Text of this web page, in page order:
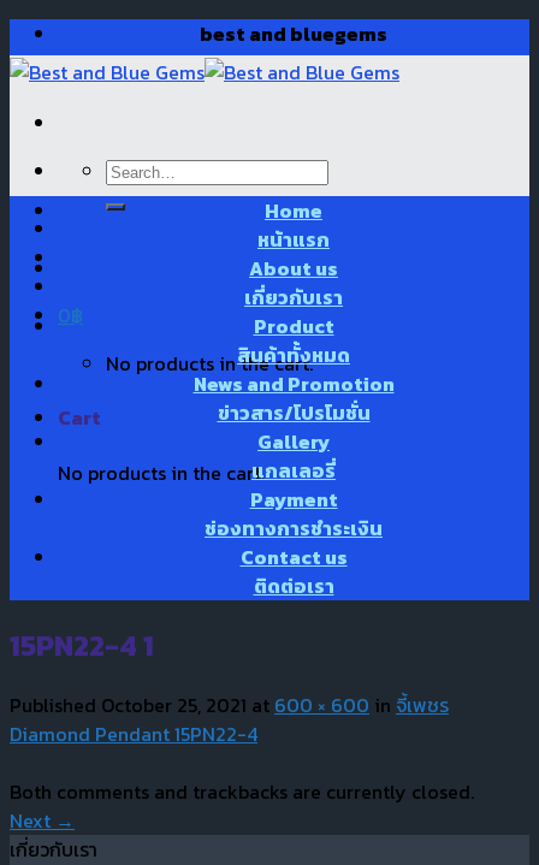
Skip
to
content
best and bluegems
Search
for:
0฿
No products in the cart.
Cart
No products in the cart.
Home
หน้าแรก
About us
เกี่ยวกับเรา
Product
สินค้าทั้งหมด
News and Promotion
ข่าวสาร/โปรโมชั่น
Gallery
แกลเลอรี่
Payment
ช่องทางการชำระเงิน
Contact us
ติดต่อเรา
15PN22-4 1
Published October 25, 2021 at 600 × 600 in จี้เพชร
Diamond Pendant 15PN22-4
Both comments and trackbacks are currently closed.
Next →
เกี่ยวกับเรา